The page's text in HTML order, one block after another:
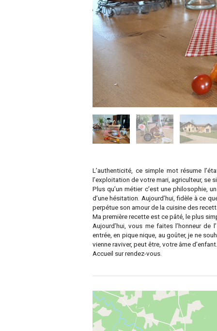
L’authenticité, ce simple mot résume
l’exploitation de votre mari, agriculteur, se
Plus qu’un métier c’est une philosophie,
d’une hésitation. Aujourd’hui, fidèle à ce
perpétue son amour de la cuisine des
Ma première recette est ce pâté, le plus
Aujourd’hui, vous me faites l’honneur
entrée, en pique nique, au goûter, je ne
vienne raviver, peut être, votre âme d’enfant.
Accueil sur rendez-vous.